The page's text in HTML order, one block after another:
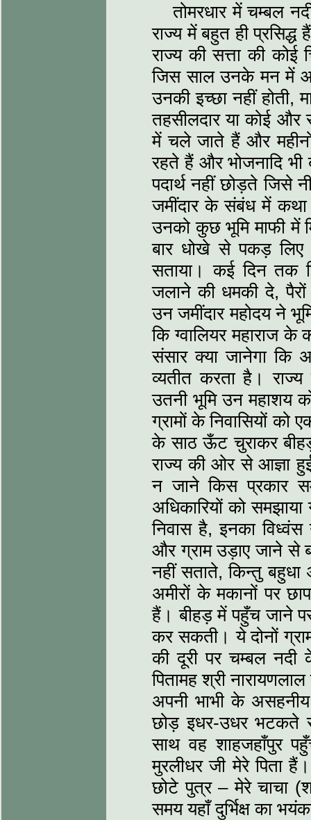
तोमरधार में चम्बल
राज्य में बहुत ही प्रसिद्ध
राज्य की सत्ता की कोई
जिस साल उनके मन में
उनकी इच्छा नहीं होती,
तहसीलदार या कोई और
में चले जाते हैं और
रहते हैं और भोजनादि भी
पदार्थ नहीं छोड़ते
जमींदार के संबंध में कथा
उनको कुछ भूमि माफी
बार धोखे से पकड़ लिए
सताया। कई दिन तक
जलाने की धमकी दे,
उन जमींदार महोदय ने
कि ग्वालियर महाराज
संसार क्या जानेगा कि
व्यतीत करता है।
उतनी भूमि उन महाशय
ग्रामों के निवासियों
के साठ ऊँट चुराकर
राज्य की ओर से आज्ञा
न जाने किस प्रकार
अधिकारियों को
निवास है, इनका
और ग्राम उड़ाए जाने से
नहीं सताते, किन्तु
अमीरों के मकानों पर
हैं। बीहड़ में पहुँच जाने
कर सकती। ये दोनों
की दूरी पर चम्बल
पितामह श्री
अपनी भाभी के असहनीय
छोड़ इधर-उधर भटकते
साथ वह शाहजहाँपुर
मुरलीधर जी मेरे पिता
छोटे पुत्र ‒ मेरे चाचा
समय यहाँ दुर्भिक्ष का